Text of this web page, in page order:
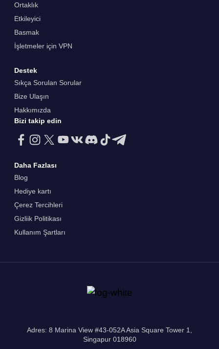
Ortaklık
Etkileyici
Basmak
İşletmeler için VPN
Destek
Sıkça Sorulan Sorular
Bize Ulaşın
Hakkımızda
Bizi takip edin
Daha Fazlası
Blog
Hediye kartı
Çerez Tercihleri
Gizliik Politikası
Kullanım Şartları
Adres: 8 Marina View #43-052A Asia Square Tower 1,
Singapur 018960